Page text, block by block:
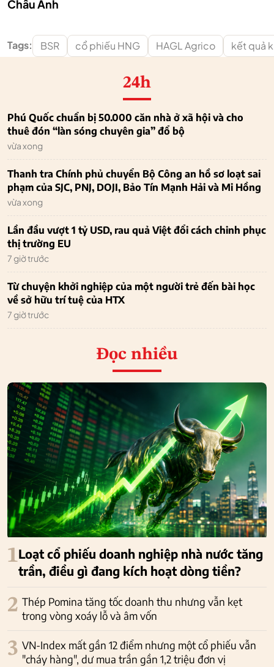
Châu Anh
Tags: BSR cổ phiếu HNG HAGL Agrico kết quả
24h
Phú Quốc chuẩn bị 50.000 căn nhà ở xã hội và cho
thuê đón “làn sóng chuyên gia” đổ bộ
vừa xong
Thanh tra Chính phủ chuyển Bộ Công an hồ sơ loạt sai
phạm của SJC, PNJ, DOJI, Bảo Tín Mạnh Hải và Mi Hồng
vừa xong
Lần đầu vượt 1 tỷ USD, rau quả Việt đổi cách chinh phục
thị trường EU
7 giờ trước
Từ chuyện khởi nghiệp của một người trẻ đến bài học
về sở hữu trí tuệ của HTX
7 giờ trước
Đọc nhiều
1Loạt cổ phiếu doanh nghiệp nhà nước tăng
trần, điều gì đang kích hoạt dòng tiền?
2 Thép Pomina tăng tốc doanh thu nhưng vẫn kẹt
trong vòng xoáy lỗ và âm vốn
3 VN-Index mất gần 12 điểm nhưng một cổ phiếu vẫn
"cháy hàng", dư mua trần gần 1,2 triệu đơn vị